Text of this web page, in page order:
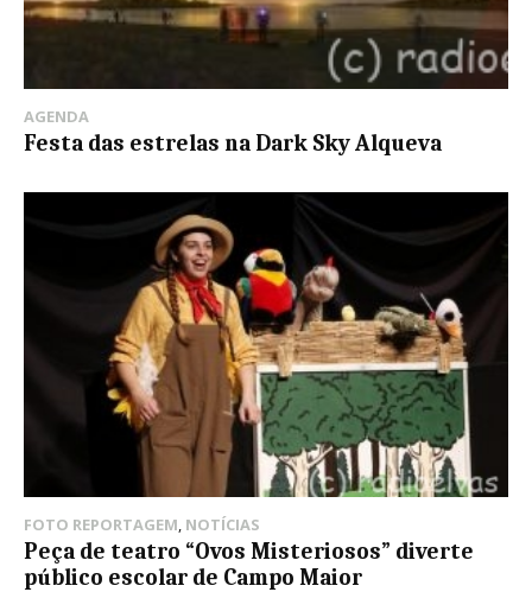
AGENDA
Festa das estrelas na Dark Sky Alqueva
FOTO REPORTAGEM, NOTÍCIAS
Peça de teatro “Ovos Misteriosos” diverte
público escolar de Campo Maior